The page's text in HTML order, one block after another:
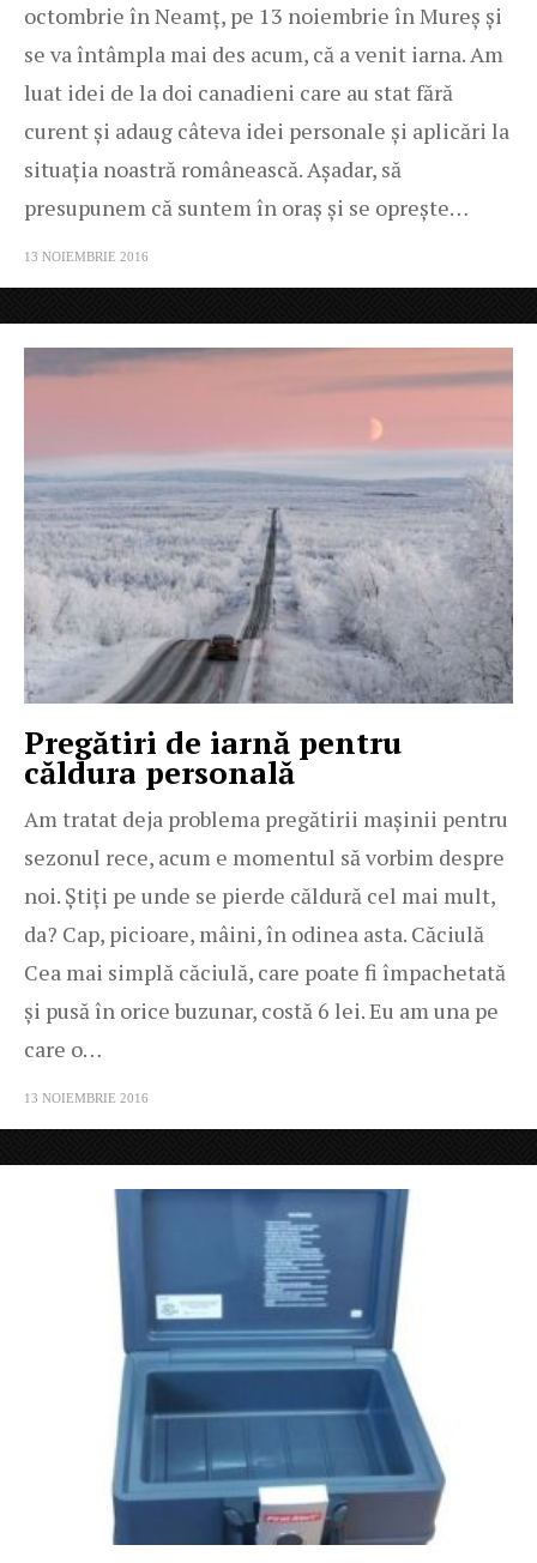
octombrie în Neamț, pe 13 noiembrie în Mureș și
se va întâmpla mai des acum, că a venit iarna. Am
luat idei de la doi canadieni care au stat fără
curent și adaug câteva idei personale și aplicări la
situația noastră românească. Așadar, să
presupunem că suntem în oraș și se oprește…
13 NOIEMBRIE 2016
Pregătiri de iarnă pentru
căldura personală
Am tratat deja problema pregătirii mașinii pentru
sezonul rece, acum e momentul să vorbim despre
noi. Știți pe unde se pierde căldură cel mai mult,
da? Cap, picioare, mâini, în odinea asta. Căciulă
Cea mai simplă căciulă, care poate fi împachetată
și pusă în orice buzunar, costă 6 lei. Eu am una pe
care o…
13 NOIEMBRIE 2016